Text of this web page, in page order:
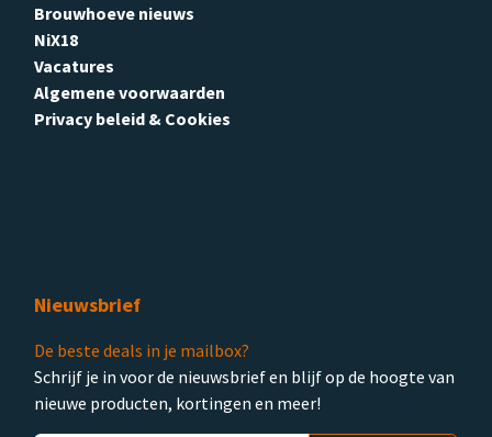
Brouwhoeve nieuws
NiX18
Vacatures
Algemene voorwaarden
Privacy beleid & Cookies
Nieuwsbrief
De beste deals in je mailbox?
Schrijf je in voor de nieuwsbrief en blijf op de hoogte van
nieuwe producten, kortingen en meer!